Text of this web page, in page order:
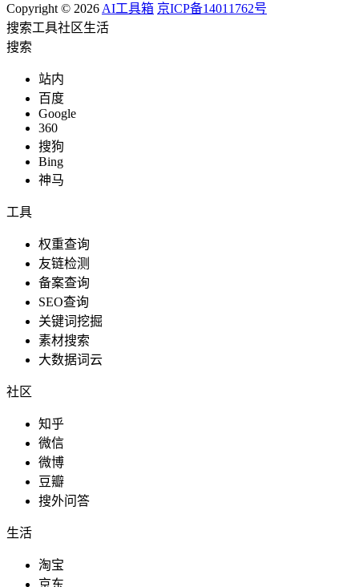
Copyright © 2026 AI工具箱 京ICP备14011762号
搜索工具社区生活
搜索
站内
百度
Google
360
搜狗
Bing
神马
工具
权重查询
友链检测
备案查询
SEO查询
关键词挖掘
素材搜索
大数据词云
社区
知乎
微信
微博
豆瓣
搜外问答
生活
淘宝
京东